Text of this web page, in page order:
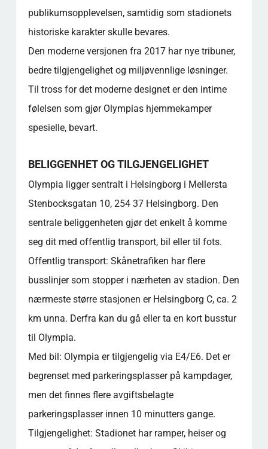
publikumsopplevelsen, samtidig som stadionets
historiske karakter skulle bevares.
Den moderne versjonen fra 2017 har nye tribuner,
bedre tilgjengelighet og miljøvennlige løsninger.
Til tross for det moderne designet er den intime
følelsen som gjør Olympias hjemmekamper
spesielle, bevart.
BELIGGENHET OG TILGJENGELIGHET
Olympia ligger sentralt i Helsingborg i Mellersta
Stenbocksgatan 10, 254 37 Helsingborg. Den
sentrale beliggenheten gjør det enkelt å komme
seg dit med offentlig transport, bil eller til fots.
Offentlig transport: Skånetrafiken har flere
busslinjer som stopper i nærheten av stadion. Den
nærmeste større stasjonen er Helsingborg C, ca. 2
km unna. Derfra kan du gå eller ta en kort busstur
til Olympia.
Med bil: Olympia er tilgjengelig via E4/E6. Det er
begrenset med parkeringsplasser på kampdager,
men det finnes flere avgiftsbelagte
parkeringsplasser innen 10 minutters gange.
Tilgjengelighet: Stadionet har ramper, heiser og